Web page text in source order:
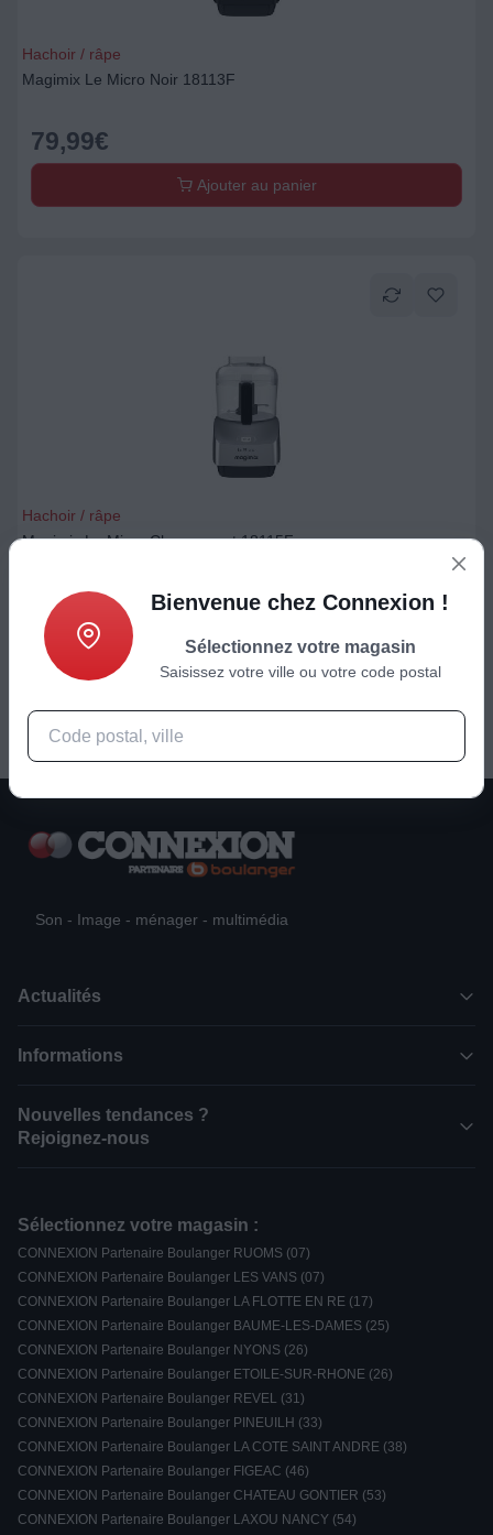
Hachoir / râpe
Magimix Le Micro Noir 18113F
79,99€
Ajouter au panier
Hachoir / râpe
Magimix Le Micro Chrome mat 18115F
89,99€
Ajouter au panier
Son - Image - ménager - multimédia
Actualités
Informations
Nouvelles tendances ?
Rejoignez-nous
Sélectionnez votre magasin :
CONNEXION Partenaire Boulanger RUOMS (07)
CONNEXION Partenaire Boulanger LES VANS (07)
CONNEXION Partenaire Boulanger LA FLOTTE EN RE (17)
CONNEXION Partenaire Boulanger BAUME-LES-DAMES (25)
CONNEXION Partenaire Boulanger NYONS (26)
CONNEXION Partenaire Boulanger ETOILE-SUR-RHONE (26)
CONNEXION Partenaire Boulanger REVEL (31)
CONNEXION Partenaire Boulanger PINEUILH (33)
CONNEXION Partenaire Boulanger LA COTE SAINT ANDRE (38)
CONNEXION Partenaire Boulanger FIGEAC (46)
CONNEXION Partenaire Boulanger CHATEAU GONTIER (53)
CONNEXION Partenaire Boulanger LAXOU NANCY (54)
Bienvenue chez Connexion !
Sélectionnez votre magasin
Saisissez votre ville ou votre code postal